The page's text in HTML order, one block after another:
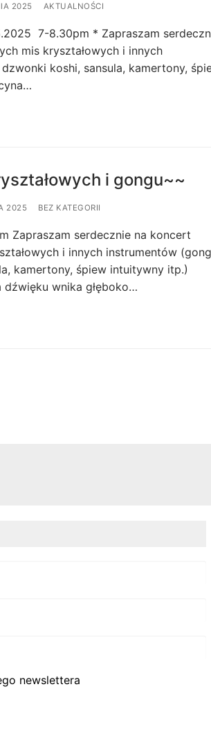
2025 AKTUALNOŚCI
7-8.30pm * Zapraszam
mis kryształowych i innych
koshi, sansula, kamertony,
i gongu~~
2025 BEZ KATEGORII
Zapraszam serdecznie na koncert
i innych instrumentów
kamertony, śpiew intuitywny itp.)
wnika głęboko…
newslettera